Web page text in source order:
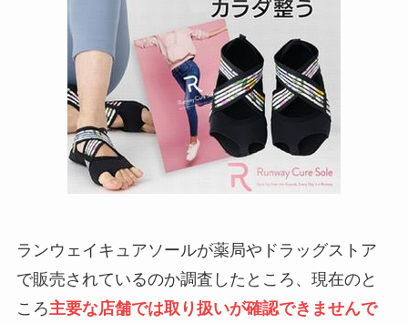
ランウェイキュアソールが薬局やドラッグストア
で販売されているのか調査したところ、現在のと
ころ主要な店舗では取り扱いが確認できませんで